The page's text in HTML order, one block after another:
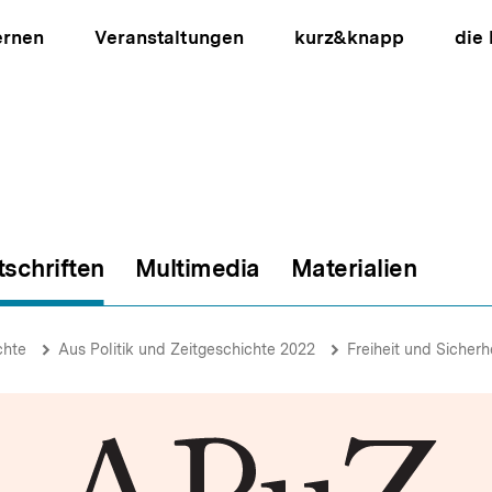
Veranstaltungen kurz&knapp die
Multimedia Materialien
Aus Politik und Zeitgeschichte 2022 Freiheit und